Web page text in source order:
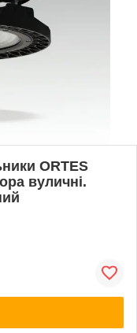
ORTES
вуличні.